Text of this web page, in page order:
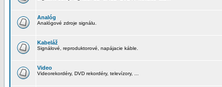
Analóg
Analógové zdroje signálu.
Kabeláž
Signálové, reproduktorové, napájacie káble.
Video
Videorekordéry, DVD rekordéry, televízory, ...